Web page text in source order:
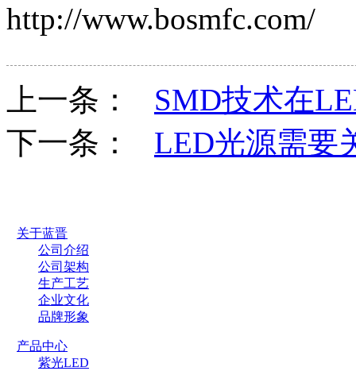
http://www.bosmfc.com/
上一条： SMD技术在
下一条： LED光源需要
关于蓝晋
公司介绍
公司架构
生产工艺
企业文化
品牌形象
产品中心
紫光LED